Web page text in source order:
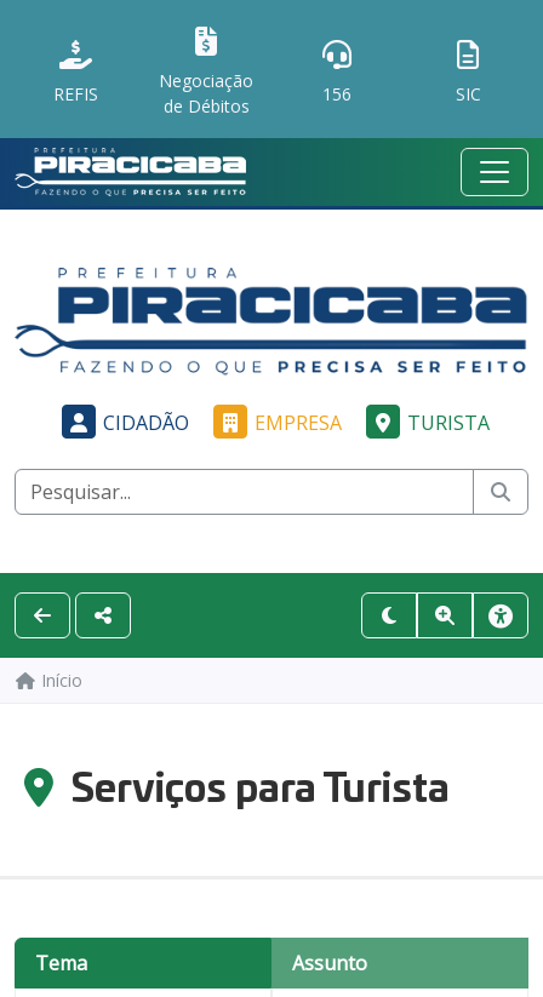
REFIS
Negociação
de Débitos
156 SIC
CIDADÃO EMPRESA TURISTA
Início
Serviços para Turista
Tema
Assunto